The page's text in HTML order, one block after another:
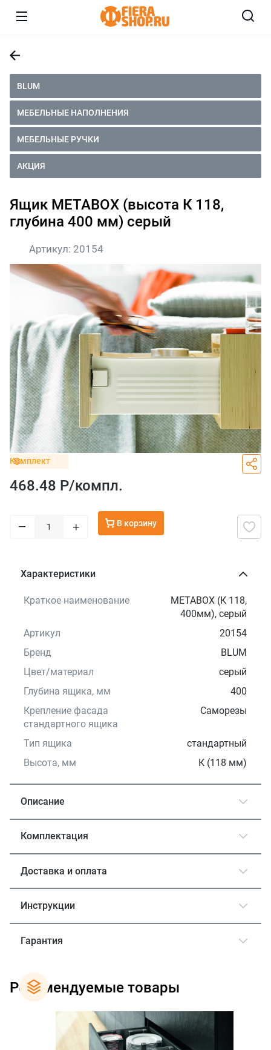
BLUM
МЕБЕЛЬНЫЕ НАПОЛНЕНИЯ
МЕБЕЛЬНЫЕ РУЧКИ
АКЦИЯ
Ящик METABOX (высота К 118,
глубина 400 мм) серый
Артикул: 20154
Комплект
468.48 Р/компл.
– + В корзину
Характеристики
Краткое наименование
METABOX (К 118,
400мм), серый
Артикул
20154
Бренд
BLUM
Цвет/материал
серый
Глубина ящика, мм
400
Крепление фасада
стандартного ящика
Саморезы
Тип ящика
стандартный
Высота, мм
К (118 мм)
Описание
Комплектация
Доставка и оплата
Инструкции
Гарантия
Рекомендуемые товары